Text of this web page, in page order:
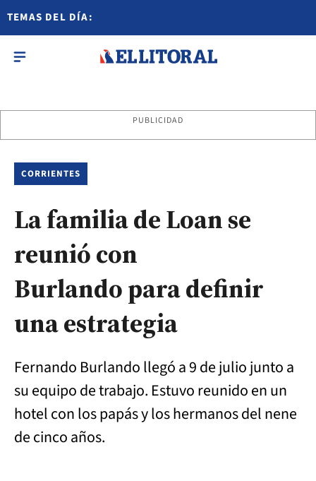
TEMAS DEL DÍA:
PUBLICIDAD
CORRIENTES
La familia de Loan se
reunió con
Burlando para definir
una estrategia
Fernando Burlando llegó a 9 de julio junto a
su equipo de trabajo. Estuvo reunido en un
hotel con los papás y los hermanos del nene
de cinco años.